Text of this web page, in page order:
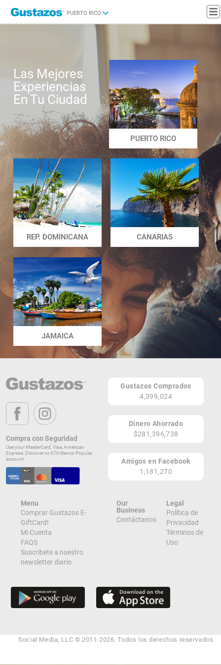
PUERTO RICO
Las Mejores
Experiencias
En Tu Ciudad
PUERTO RICO
REP. DOMINICANA CANARIAS
JAMAICA
Compra con Seguridad
Use your MasterCard, Visa, American
Express, Discover or ATH Banco Popular
account.
Gustazos Comprados
4,399,024
Dinero Ahorrado
$281,396,738
Amigos en Facebook
1,181,270
Menu
Comprar Gustazos E-
GiftCard!
Mi Cuenta
FAQS
Suscribete a nuestro
newsletter diario
Our
Business
Contáctanos
Legal
Política de
Privacidad
Términos de
Uso
Social Media, LLC © 2011-2026. Todos los derechos reservados.